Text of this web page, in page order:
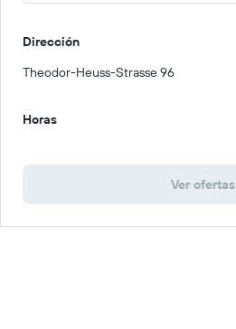
Dirección
Theodor-Heuss-Strasse 96
Horas
Ver ofertas